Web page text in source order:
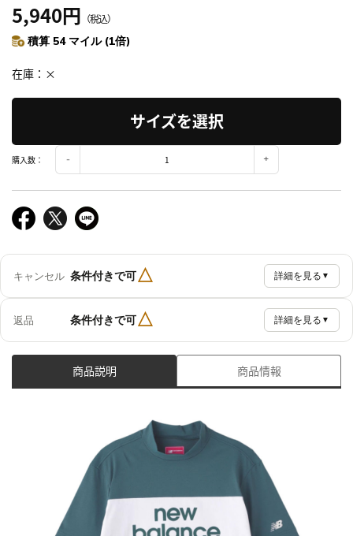
5,940円 （税込）
積算 54 マイル (1倍)
在庫 ×
サイズを選択
購入数：
キャンセル 条件付きで可△ 詳細を見る ▼
返品 条件付きで可△ 詳細を見る ▼
商品説明 商品情報